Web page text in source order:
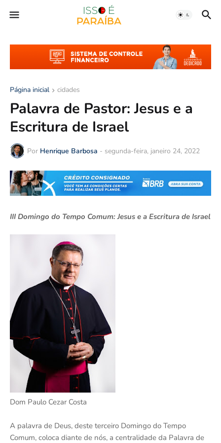
Página inicial cidades
Palavra de Pastor: Jesus e a
Escritura de Israel
Por Henrique Barbosa - segunda-feira, janeiro 24, 2022
III Domingo do Tempo Comum: Jesus e a Escritura de Israel
Dom Paulo Cezar Costa
A palavra de Deus, deste terceiro Domingo do Tempo
Comum, coloca diante de nós, a centralidade da Palavra de